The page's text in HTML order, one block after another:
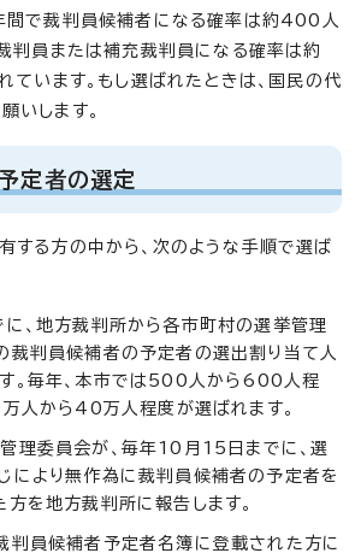
間で裁判員候補者になる確率は約400人
判員または補充裁判員になる確率は約
います。もし選ばれたときは、国民の代
いします。
定者の選定
する方の中から、次のような手順で選ば
、地方裁判所から各市町村の選挙管理
裁判員候補者の予定者の選出割り当て人
。毎年、本市では500人から600人程
人から40万人程度が選ばれます。
理委員会が、毎年10月15日までに、選
により無作為に裁判員候補者の予定者を
方を地方裁判所に報告します。
判員候補者予定者名簿に登載された方に